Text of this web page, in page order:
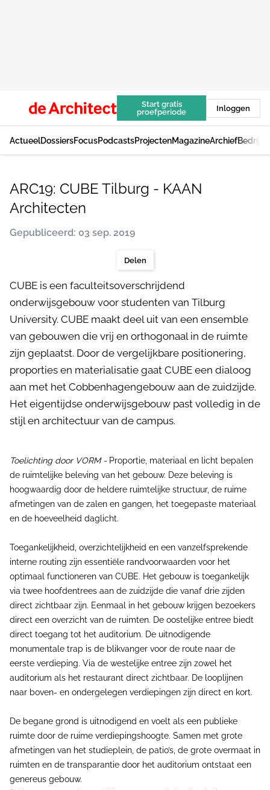
Start gratis
proefperiode
Inloggen
ActueelDossiersFocusPodcastsProjectenMagazineArchief
ARC19: CUBE Tilburg - KAAN
Architecten
Gepubliceerd: 03 sep. 2019
Delen
CUBE is een faculteitsoverschrijdend
onderwijsgebouw voor studenten van Tilburg
University. CUBE maakt deel uit van een ensemble
van gebouwen die vrij en orthogonaal in de ruimte
zijn geplaatst. Door de vergelijkbare positionering,
proporties en materialisatie gaat CUBE een dialoog
aan met het Cobbenhagengebouw aan de zuidzijde.
Het eigentijdse onderwijsgebouw past volledig in de
stijl en architectuur van de campus.
Toelichting door VORM - Proportie, materiaal en licht bepalen
de ruimtelijke beleving van het gebouw. Deze beleving is
hoogwaardig door de heldere ruimtelijke structuur, de ruime
afmetingen van de zalen en gangen, het toegepaste materiaal
en de hoeveelheid daglicht.
Toegankelijkheid, overzichtelijkheid en een vanzelfsprekende
interne routing zijn essentiële randvoorwaarden voor het
optimaal functioneren van CUBE. Het gebouw is toegankelijk
via twee hoofdentrees aan de zuidzijde die vanaf drie zijden
direct zichtbaar zijn. Eenmaal in het gebouw krijgen bezoekers
direct een overzicht van de ruimten. De oostelijke entree biedt
direct toegang tot het auditorium. De uitnodigende
monumentale trap is de blikvanger voor de route naar de
eerste verdieping. Via de westelijke entree zijn zowel het
auditorium als het restaurant direct zichtbaar. De looplijnen
naar boven- en ondergelegen verdiepingen zijn direct en kort.
De begane grond is uitnodigend en voelt als een publieke
ruimte door de ruime verdiepingshoogte. Samen met grote
afmetingen van het studieplein, de patio’s, de grote overmaat in
ruimten en de transparantie door het auditorium ontstaat een
genereus gebouw.